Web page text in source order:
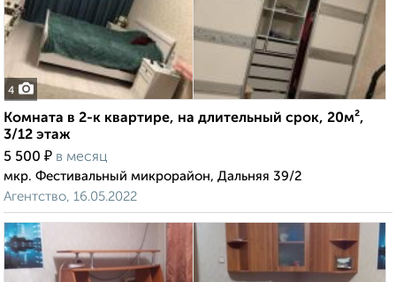
4
Комната в 2-к квартире, на длительный срок, 20м²,
3/12 этаж
5 500 ₽ в месяц
мкр. Фестивальный микрорайон, Дальняя 39/2
Агентство, 16.05.2022